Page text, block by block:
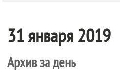
31 января 2019
Архив за день